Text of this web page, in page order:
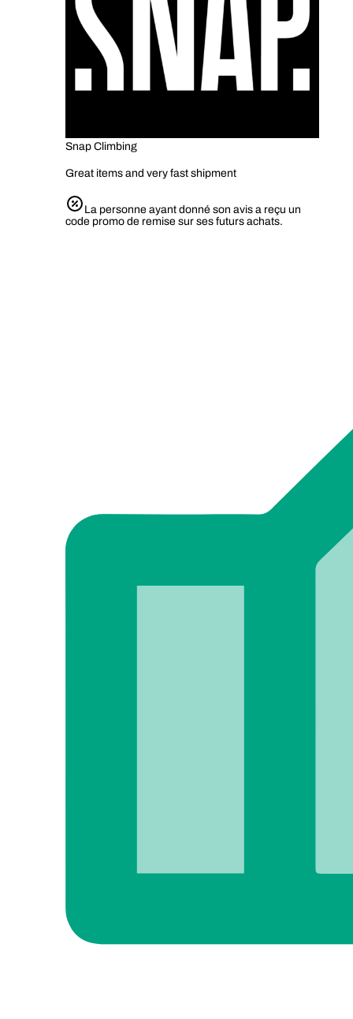
Snap Climbing
Great items and very fast shipment
La personne ayant donné son avis a reçu un
code promo de remise sur ses futurs achats.